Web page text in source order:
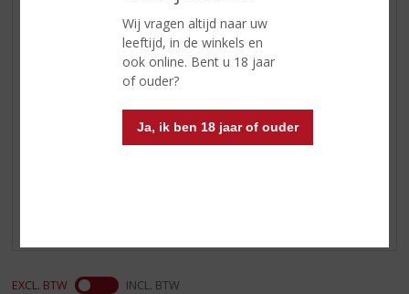
Wij vragen altijd naar uw
leeftijd, in de winkels en
ook online. Bent u 18 jaar
of ouder?
Ja, ik ben 18 jaar of ouder
Toffee, donker fruit en anijs
deze soepele whiskey heeft een
lange afdronk en een serieuze
diepte
Reviews
EXCL. BTW INCL. BTW